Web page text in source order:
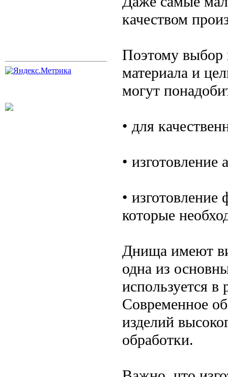
качеством
Поэтому выбор
материала и
могут
• для
• изготовление
•
которые
Днища имеют
одна из
используется
Современное
изделий
обработки.